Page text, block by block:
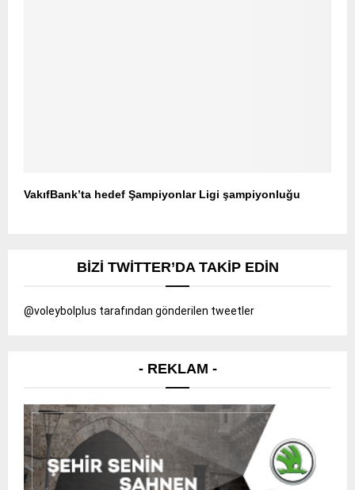
VakıfBank’ta hedef Şampiyonlar Ligi şampiyonluğu
BIZI TWITTER’DA TAKIP EDIN
@voleybolplus tarafından gönderilen tweetler
- REKLAM -